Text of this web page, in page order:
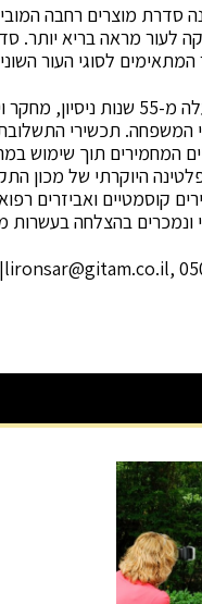
סדרת מוצרים רחבה
לעור מראה בריא יותר.
המתאימים לסוגי העור
: בד"ר פישר משלבים למעלה מ-
המשפחה. תכשירי
המחמירים תוך שימוש
היוקרתי של מכון
תכשירים קוסמטיים
ונמכרים בהצלחה בעשרות
lironsar@gitam.co.ilשלר,